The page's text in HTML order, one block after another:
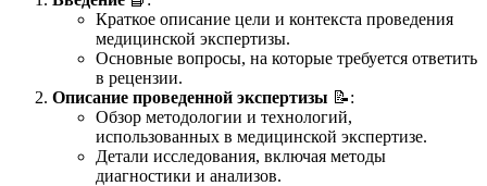
Краткое описание цели и контекста проведения
медицинской экспертизы.
Основные вопросы, на которые требуется ответить
в рецензии.
Описание проведенной экспертизы 📝:
Обзор методологии и технологий,
использованных в медицинской экспертизе.
Детали исследования, включая методы
диагностики и анализов.